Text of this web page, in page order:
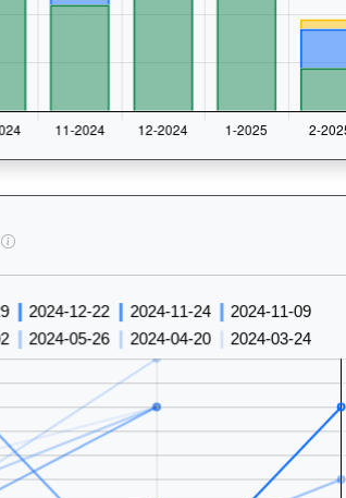
實力派（E447）— 過往走位記